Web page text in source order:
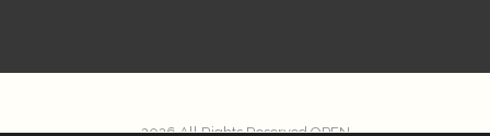
2026 All Rights Reserved OPEN